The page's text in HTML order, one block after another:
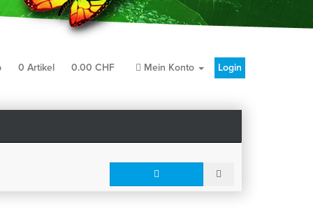
0 Artikel 0.00 CHF Mein Konto Login